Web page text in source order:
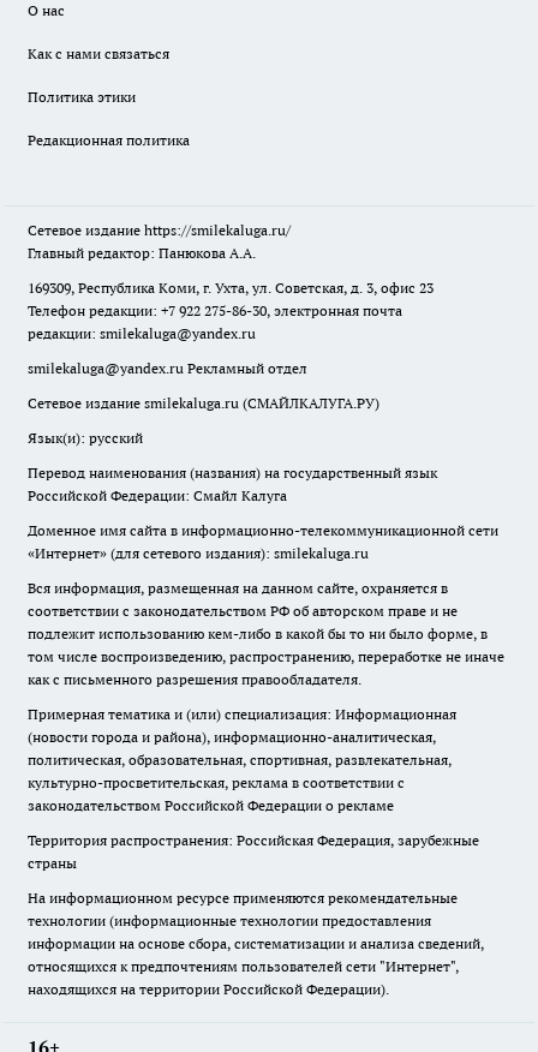
О нас
Как с нами связаться
Политика этики
Редакционная политика
Сетевое издание https://smilekaluga.ru/
Главный редактор: Панюкова А.А.
169309, Республика Коми, г. Ухта, ул. Советская, д. 3, офис 23
Телефон редакции: +7 922 275-86-30, электронная почта
редакции: smilekaluga@yandex.ru
smilekaluga@yandex.ru Рекламный отдел
Сетевое издание smilekaluga.ru (СМАЙЛКАЛУГА.РУ)
Язык(и): русский
Перевод наименования (названия) на государственный язык
Российской Федерации: Смайл Калуга
Доменное имя сайта в информационно-телекоммуникационной сети
«Интернет» (для сетевого издания): smilekaluga.ru
Вся информация, размещенная на данном сайте, охраняется в
соответствии с законодательством РФ об авторском праве и не
подлежит использованию кем-либо в какой бы то ни было форме, в
том числе воспроизведению, распространению, переработке не иначе
как с письменного разрешения правообладателя.
Примерная тематика и (или) специализация: Информационная
(новости города и района), информационно-аналитическая,
политическая, образовательная, спортивная, развлекательная,
культурно-просветительская, реклама в соответствии с
законодательством Российской Федерации о рекламе
Территория распространения: Российская Федерация, зарубежные
страны
На информационном ресурсе применяются рекомендательные
технологии (информационные технологии предоставления
информации на основе сбора, систематизации и анализа сведений,
относящихся к предпочтениям пользователей сети "Интернет",
находящихся на территории Российской Федерации).